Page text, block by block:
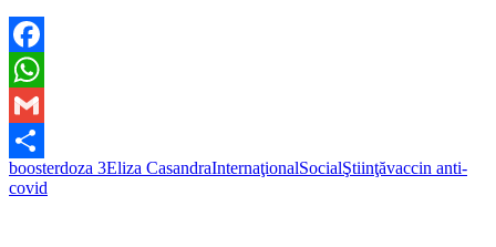
Facebook
WhatsApp
Gmail
Partajează
boosterdoza 3Eliza CasandraInternaţionalSocialŞtiinţăvaccin anti-
covid